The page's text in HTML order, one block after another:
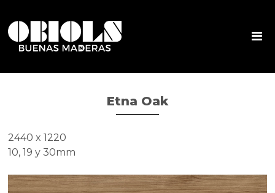
Etna Oak
2440 x 1220
10, 19 y 30mm